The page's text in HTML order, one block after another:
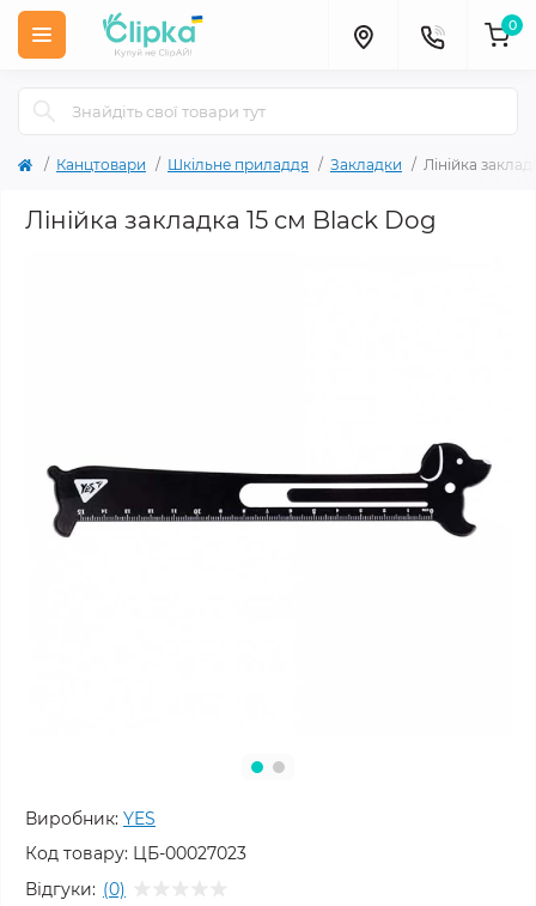
0
Канцтовари Шкільне приладдя Закладки Лінійка
Лінійка закладка 15 см Black Dog
Виробник: YES
Код товару: ЦБ-00027023
Відгуки: (0)